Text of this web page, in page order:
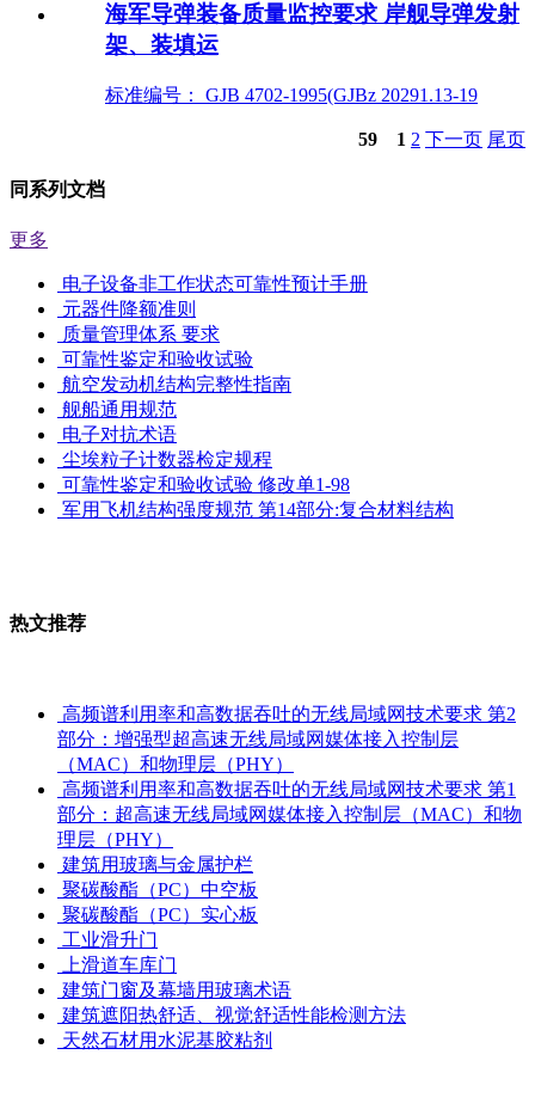
海军导弹装备质量监控要求 岸舰导弹发射
架、装填运
标准编号： GJB 4702-1995(GJBz 20291.13-19
59 1 2 下一页 尾页
同系列文档
更多
电子设备非工作状态可靠性预计手册
元器件降额准则
质量管理体系 要求
可靠性鉴定和验收试验
航空发动机结构完整性指南
舰船通用规范
电子对抗术语
尘埃粒子计数器检定规程
可靠性鉴定和验收试验 修改单1-98
军用飞机结构强度规范 第14部分:复合材料结构
热文推荐
高频谱利用率和高数据吞吐的无线局域网技术要求 第2
部分：增强型超高速无线局域网媒体接入控制层
（MAC）和物理层（PHY）
高频谱利用率和高数据吞吐的无线局域网技术要求 第1
部分：超高速无线局域网媒体接入控制层（MAC）和物
理层（PHY）
建筑用玻璃与金属护栏
聚碳酸酯（PC）中空板
聚碳酸酯（PC）实心板
工业滑升门
上滑道车库门
建筑门窗及幕墙用玻璃术语
建筑遮阳热舒适、视觉舒适性能检测方法
天然石材用水泥基胶粘剂